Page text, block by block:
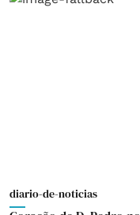
diario-de-noticias